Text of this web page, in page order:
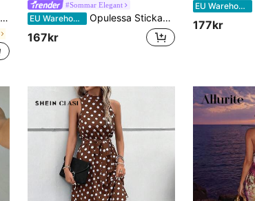
#Sommar Elegant
EU Warehouse Opulessa Stickad tryckt figursydd axelbandslös klänning för kvinnor
167kr
EU Warehouse
177kr